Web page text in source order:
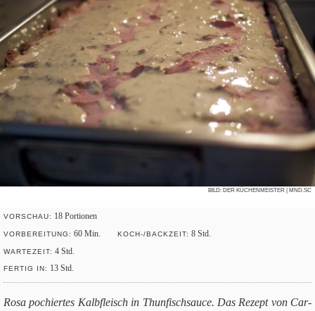
BILD: DER KÜCHENMEISTER | MND.SC
VOR­SCHAU: 18 Por­tio­nen
VOR­BE­REI­TUNG: 60 Min. KOCH-/BACK­ZEIT: 8 Std.
WAR­TE­ZEIT: 4 Std.
FER­TIG IN: 13 Std.
Rosa pochi­er­tes Kalb­fleisch in Thun­fisch­sauce. Das Rezept von Car­